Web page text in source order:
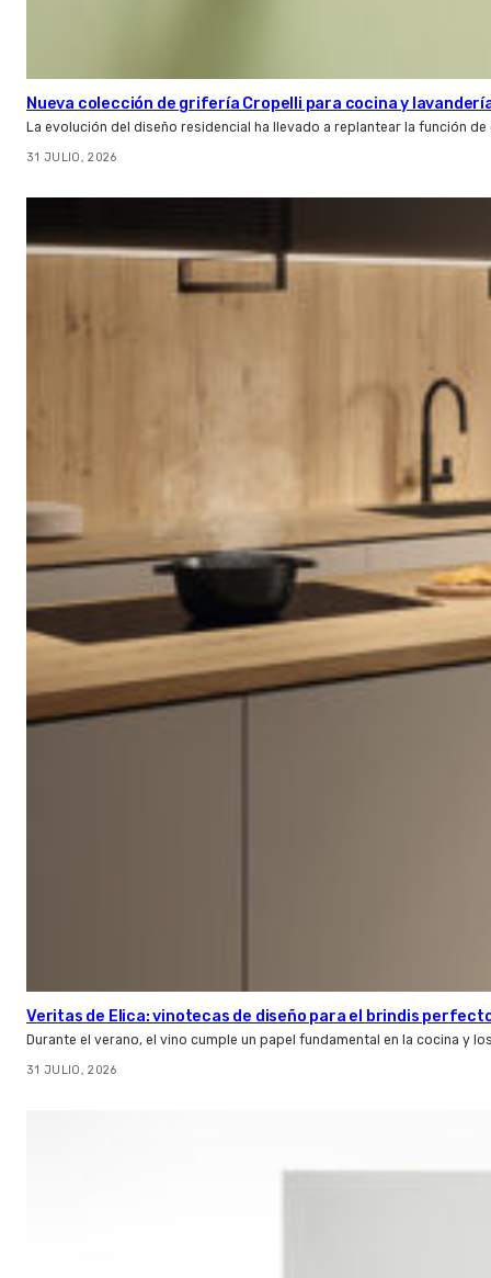
Nueva colección de grifería Cropelli para cocina y
La evolución del diseño residencial ha llevado a replantear la función
31 JULIO, 2026
Veritas de Elica: vinotecas de diseño para el brindis
Durante el verano, el vino cumple un papel fundamental en la cocina y
31 JULIO, 2026